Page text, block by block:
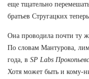
еще тщательно
братьев Стругацких
Она проводила почти ту
По словам Мантурова,
года, в SP Labs
Хотя может быть и кому-